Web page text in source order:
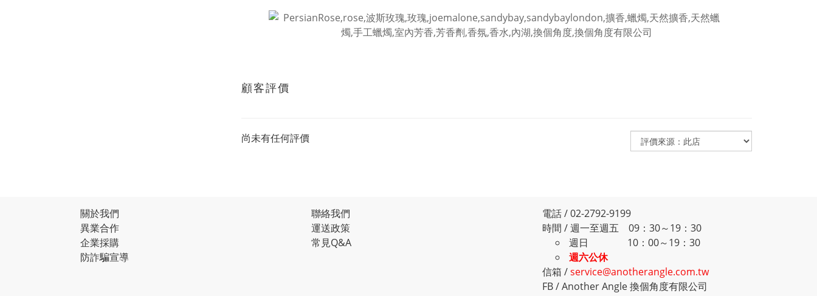
顧客評價
尚未有任何評價
關於我們
異業合作
企業採購
防詐騙宣導
聯絡我們
運送政策
常見Q&A
電話 / 02-2792-9199
時間 / 週一至週五 09：30～19：30
週日 10：00～19：30
週六公休
信箱 /service@anotherangle.com.tw
FB /Another Angle 換個角度有限公司